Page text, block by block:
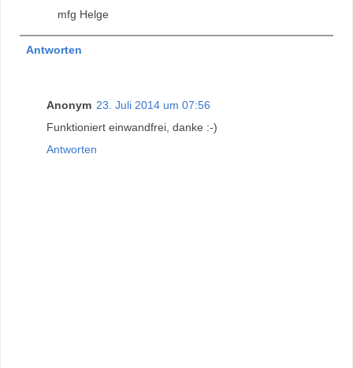
mfg Helge
Antworten
Anonym 23. Juli 2014 um 07:56
Funktioniert einwandfrei, danke :-)
Antworten